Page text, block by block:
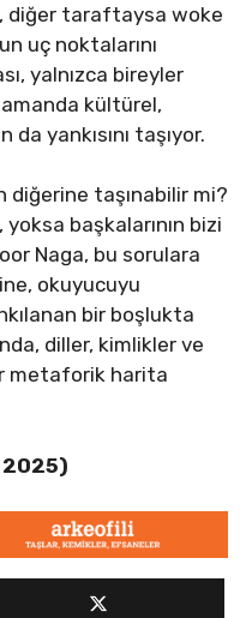
diğer taraftaysa woke
uç noktalarını
yalnızca bireyler
kültürel,
da yankısını taşıyor.
diğerine taşınabilir mi?
başkalarının bizi
Naga, bu sorulara
okuyucuyu
bir boşlukta
diller, kimlikler ve
metaforik harita
2025)